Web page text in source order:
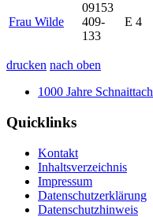
Frau Wilde
09153
409-
133
E 4
drucken nach oben
1000 Jahre Schnaittach
Quicklinks
Kontakt
Inhaltsverzeichnis
Impressum
Datenschutzerklärung
Datenschutzhinweis